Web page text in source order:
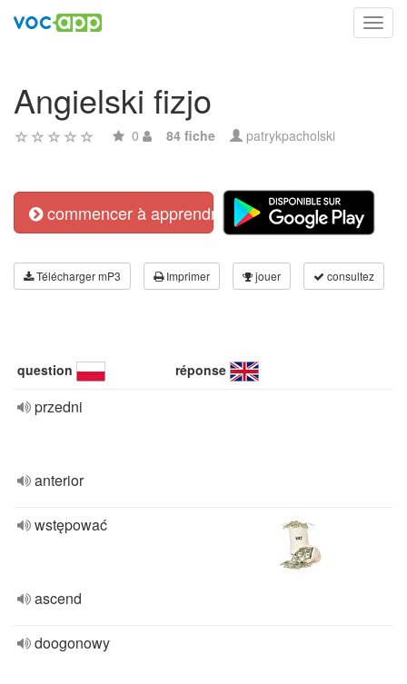
Angielski fizjo
0 84 fiche patrykpacholski
commencer à apprendre
Télécharger mP3 Imprimer jouer consultez
question réponse
przedni
anterior
wstępować
ascend
doogonowy